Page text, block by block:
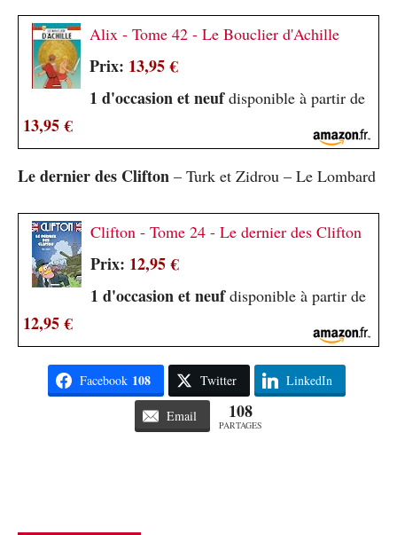
Alix - Tome 42 - Le Bouclier d'Achille
Prix: 13,95 €
1 d'occasion et neufdisponible à partir de
13,95 €
Le dernier des Clifton – Turk et Zidrou – Le Lombard
Clifton - Tome 24 - Le dernier des Clifton
Prix: 12,95 €
1 d'occasion et neufdisponible à partir de
12,95 €
Facebook 108 Twitter LinkedIn
Email 108
PARTAGES